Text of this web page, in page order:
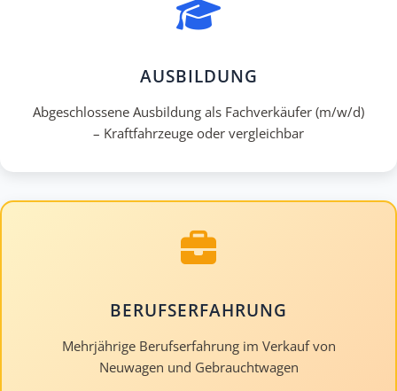
AUSBILDUNG
Abgeschlossene Ausbildung als Fachverkäufer (m/w/d)
– Kraftfahrzeuge oder vergleichbar
BERUFSERFAHRUNG
Mehrjährige Berufserfahrung im Verkauf von
Neuwagen und Gebrauchtwagen